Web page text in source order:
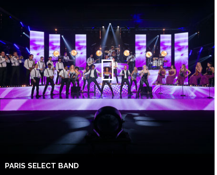
PARIS SELECT BAND